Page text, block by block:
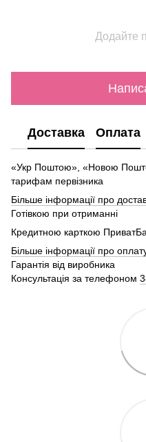
Додайте
Доставка Оплата
«Укр Поштою», «Новою
тарифам первізника
Більше інформації про
Готівкою при отриманні
Кредитною карткою
Більше інформації про
Гарантія від виробника
Консультація за телефоном